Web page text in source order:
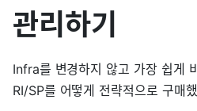
관리하기
Infra를 변경하지 않고 가장 쉽게
RI/SP를 어떻게 전략적으로 구매